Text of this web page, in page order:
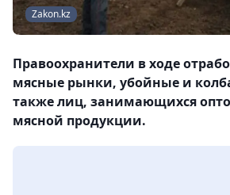
Zakon.kz
Правоохранители в ходе
мясные рынки, убойные и
также лиц, занимающихся
мясной продукции.